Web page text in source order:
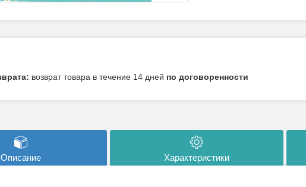
возврат товара в течение 14 дней по договоренности
Описание Характеристики